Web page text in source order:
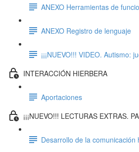
ANEXO Herramientas de
ANEXO Registro de lenguaje
¡¡¡NUEVO!!! VIDEO.
INTERACCIÓN HIERBERA
Aportaciones
¡¡¡NUEVO!!! LECTURAS EXTRAS.
Desarrollo de la comunicación